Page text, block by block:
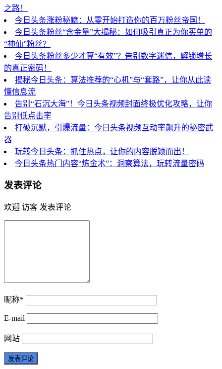
之路！
今日头条涨粉秘籍：从零开始打造你的百万粉丝帝国！
今日头条粉丝“含金量”大揭秘：如何吸引真正为你买单的
“神仙”粉丝？
今日头条粉丝多少才算“有效”？告别数字迷信，解锁增长
的真正密码！
揭秘今日头条：算法推荐的“心机”与“套路”，让你从此读
懂信息流
告别“石沉大海”！今日头条视频封面终极优化攻略，让你
告别低点击率
打破沉默，引爆流量：今日头条视频互动率飙升的秘密武
器
玩转今日头条：抓住热点，让你的内容脱颖而出！
今日头条热门内容“炼金术”：洞察算法，玩转流量密码
发表评论
欢迎 访客 发表评论
昵称*
E-mail
网站